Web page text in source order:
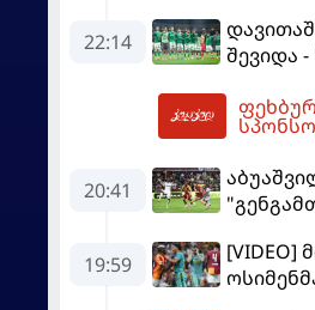
22:14
შევიდა
20:41
19:59
[VIDEO]